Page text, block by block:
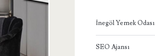
İnegöl Yemek Odası
SEO Ajansı